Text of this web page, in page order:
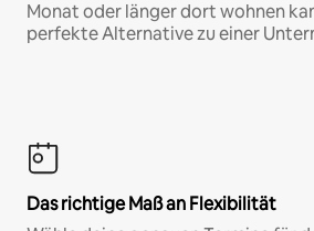
Monat oder länger dort wohnen
perfekte Alternative zu einer
Das richtige Maß an Flexibilität